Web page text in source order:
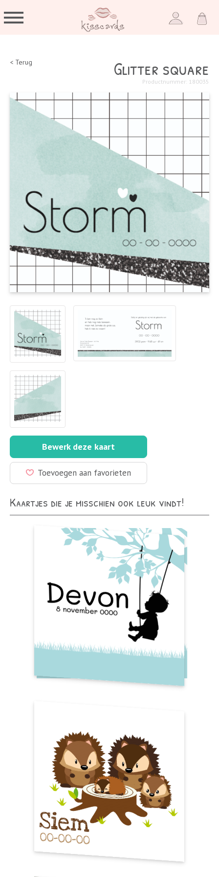
< Terug Glitter square
Productnummer: 180035
Bewerk deze kaart
Toevoegen aan favorieten
Kaartjes die je misschien ook leuk vindt!